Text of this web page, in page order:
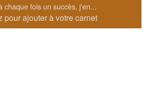
chaque fois un succès, j'en...
pour ajouter à votre carnet